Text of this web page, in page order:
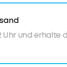
Uhr und erhalte